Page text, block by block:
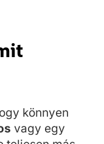
könnyen
vagy egy